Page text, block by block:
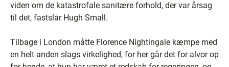
viden om de katastrofale sanitære forhold, der var årsag
til det, fastslår Hugh Small.
Tilbage i London måtte Florence Nightingale kæmpe med
en helt anden slags virkelighed, for her går det for alvor op